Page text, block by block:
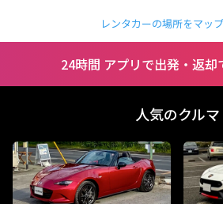
レンタカーの場所をマッ
24時間 アプリで出発・返却
人気のクルマ